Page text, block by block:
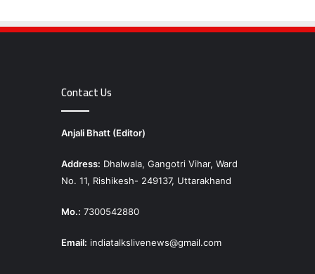
Contact Us
Anjali Bhatt (Editor)
Address: Dhalwala, Gangotri Vihar, Ward
No. 11, Rishikesh- 249137, Uttarakhand
Mo.: 7300542880
Email: indiatalkslivenews@gmail.com